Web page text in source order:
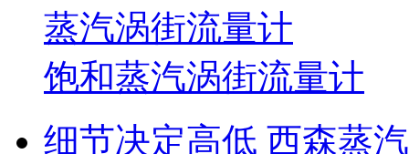
蒸汽涡街流量计
饱和蒸汽涡街流量计
细节决定高低 西森蒸